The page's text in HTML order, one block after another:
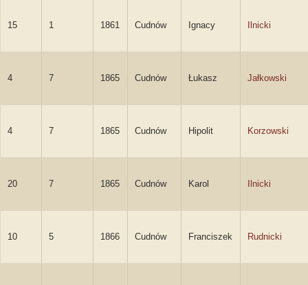
15 1 1861 Cudnów Ignacy Ilnicki
4 7 1865 Cudnów Łukasz Jałkowski
4 7 1865 Cudnów Hipolit Korzowski
20 7 1865 Cudnów Karol Ilnicki
10 5 1866 Cudnów Franciszek Rudnicki